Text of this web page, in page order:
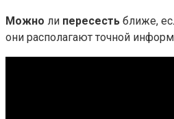
Можно ли пересесть ближе,
они располагают точной